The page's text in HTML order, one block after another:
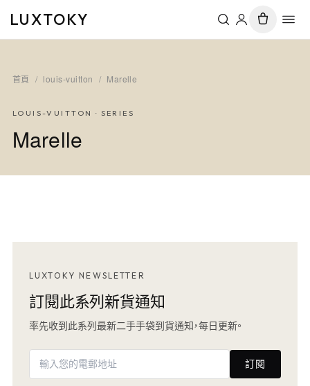
LUXTOKY
首頁 / louis-vuitton / Marelle
LOUIS-VUITTON · SERIES
Marelle
LUXTOKY NEWSLETTER
訂閱此系列新貨通知
率先收到此系列最新二手手袋到貨通知，每日更新。
訂閱